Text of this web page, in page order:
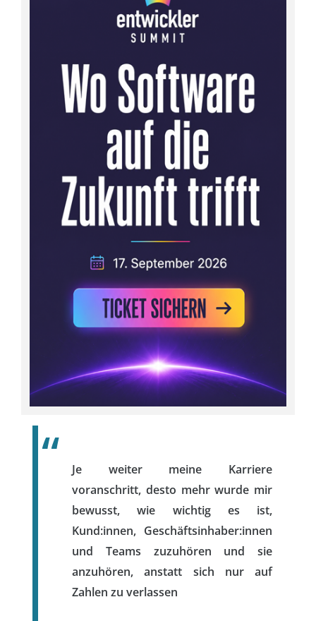
Je weiter meine Karriere
voranschritt, desto mehr wurde mir
bewusst, wie wichtig es ist,
Kund:innen, Geschäftsinhaber:innen
und Teams zuzuhören und sie
anzuhören, anstatt sich nur auf
Zahlen zu verlassen